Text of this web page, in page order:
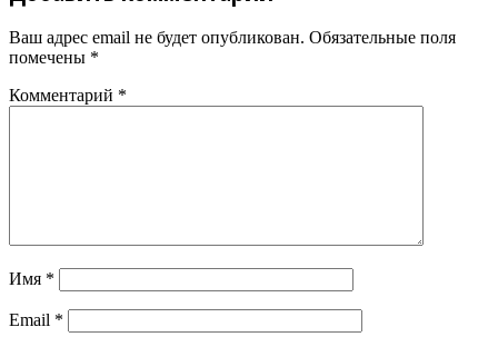
Ваш адрес email не будет опубликован. Обязательные поля
помечены *
Комментарий *
Имя *
Email *